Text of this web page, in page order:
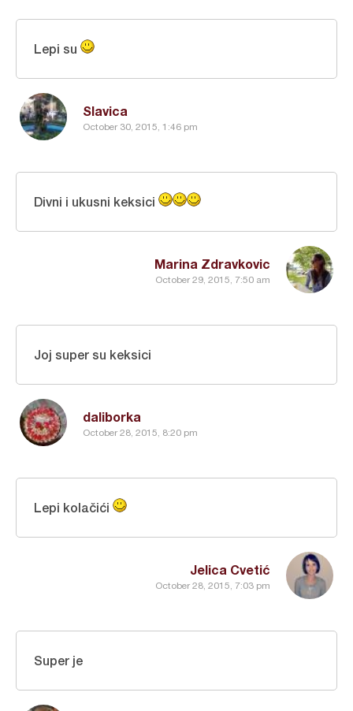
Slavica
October 30, 2015, 1:46 pm
Lepi su
Marina Zdravkovic
October 29, 2015, 7:50 am
Divni i ukusni keksici
daliborka
October 28, 2015, 8:20 pm
Joj super su keksici
Jelica Cvetić
October 28, 2015, 7:03 pm
Lepi kolačići
Super je